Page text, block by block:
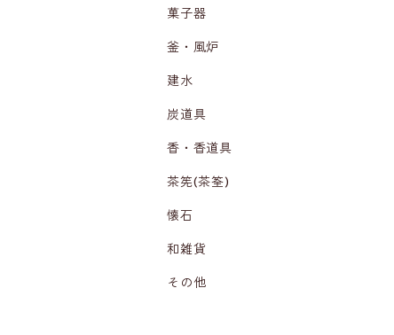
菓子器
釜・風炉
建水
炭道具
香・香道具
茶筅(茶筌)
懐石
和雑貨
その他